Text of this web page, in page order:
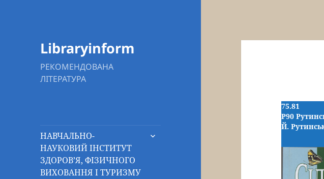
Libraryinform
РЕКОМЕНДОВАНА
ЛІТЕРАТУРА
НАВЧАЛЬНО-
НАУКОВИЙ ІНСТИТУТ
ЗДОРОВ’Я, ФІЗИЧНОГО
ВИХОВАННЯ І ТУРИЗМУ
розгорнути
75.81
Р90
Й.